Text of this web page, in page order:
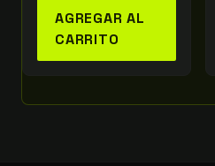
AGREGAR AL
CARRITO